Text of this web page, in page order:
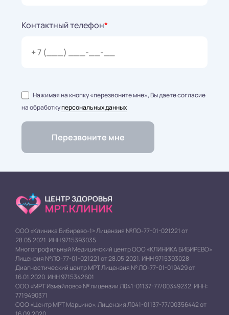
Контактный телефон*
Нажимая на кнопку «перезвоните мне», Вы даете согласие
на обработкуперсональных данных
ООО «Клиника Бибирево-1» Лицензия №ЛО-77-01-021221 от
28.05.2021. ИНН 9715393035
Многопрофильный Медицинский центр ООО «КЛИНИКА БИБИРЕВО»
Лицензия №ЛО-77-01-021221 от 28.05.2021. ИНН 9715393028
Диагностический центр МРТ Лицензия № ЛО-77-01-019429 от
16.01.2020. ИНН 9715342601
ООО «МРТ Измайлово» № лицензии Л041-01137-77/00349232. ИНН:
7719490371
ООО «Центр МРТ Марьино». Лицензия Л041-01137-77/00356442 от